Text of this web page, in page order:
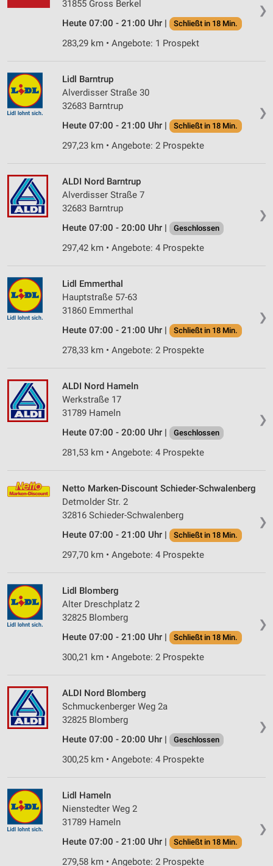
❯
31855 Gross Berkel
Heute 07:00 - 21:00 Uhr |
Schließt in 18 Min.
283,29 km • Angebote: 1 Prospekt
❯
Lidl Barntrup
Alverdisser Straße 30
32683 Barntrup
Heute 07:00 - 21:00 Uhr |
Schließt in 18 Min.
297,23 km • Angebote: 2 Prospekte
❯
ALDI Nord Barntrup
Alverdisser Straße 7
32683 Barntrup
Heute 07:00 - 20:00 Uhr |
Geschlossen
297,42 km • Angebote: 4 Prospekte
❯
Lidl Emmerthal
Hauptstraße 57-63
31860 Emmerthal
Heute 07:00 - 21:00 Uhr |
Schließt in 18 Min.
278,33 km • Angebote: 2 Prospekte
❯
ALDI Nord Hameln
Werkstraße 17
31789 Hameln
Heute 07:00 - 20:00 Uhr |
Geschlossen
281,53 km • Angebote: 4 Prospekte
❯
Netto Marken-Discount Schieder-Schwalenberg
Detmolder Str. 2
32816 Schieder-Schwalenberg
Heute 07:00 - 21:00 Uhr |
Schließt in 18 Min.
297,70 km • Angebote: 4 Prospekte
❯
Lidl Blomberg
Alter Dreschplatz 2
32825 Blomberg
Heute 07:00 - 21:00 Uhr |
Schließt in 18 Min.
300,21 km • Angebote: 2 Prospekte
❯
ALDI Nord Blomberg
Schmuckenberger Weg 2a
32825 Blomberg
Heute 07:00 - 20:00 Uhr |
Geschlossen
300,25 km • Angebote: 4 Prospekte
❯
Lidl Hameln
Nienstedter Weg 2
31789 Hameln
Heute 07:00 - 21:00 Uhr |
Schließt in 18 Min.
279,58 km • Angebote: 2 Prospekte